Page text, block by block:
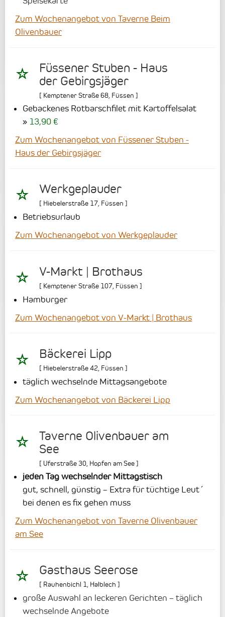
Zum Wochenangebot von Taverne Beim
Olivenbauer
Füssener Stuben - Haus
der Gebirgsjäger
[ Kemptener Straße 68, Füssen ]
Gebackenes Rotbarschfilet mit Kartoffelsalat
13,90 €
Zum Wochenangebot von Füssener Stuben -
Haus der Gebirgsjäger
Werkgeplauder
[ Hiebelerstraße 17, Füssen ]
Betriebsurlaub
Zum Wochenangebot von Werkgeplauder
V-Markt | Brothaus
[ Kemptener Straße 107 Füssen ]
Hamburger
Zum Wochenangebot von V-Markt | Brothaus
Bäckerei Lipp
[ Hiebelerstraße 42 Füssen ]
täglich wechselnde Mittagsangebote
Zum Wochenangebot von Bäckerei Lipp
Taverne Olivenbauer am
See
[ Uferstraße 30 Hopfen am See]
jeden Tag wechselnder Mittagstisch
gut, schnell, günstig – Extra für tüchtige Leut´
bei denen es fix gehen muss
Zum Wochenangebot von Taverne Olivenbauer
am See
Gasthaus Seerose
[ Rauhenbichl 1 Halblech ]
große Auswahl an leckeren Gerichten – täglich
wechselnde Angebote